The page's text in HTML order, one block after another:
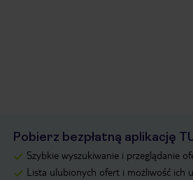
Pobierz bezpłatną aplikację
Szybkie wyszukiwanie i przeglądanie
Lista ulubionych ofert i możliwość ich